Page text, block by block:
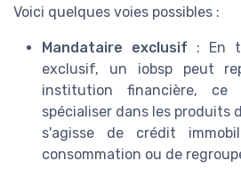
Voici quelques voies possibles :
Mandataire exclusif : En
exclusif, un iobsp peut
institution financière,
spécialiser dans les produits
s'agisse de crédit
consommation ou de